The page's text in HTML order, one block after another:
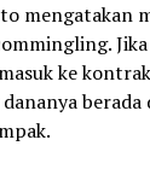
mengatakan
ke